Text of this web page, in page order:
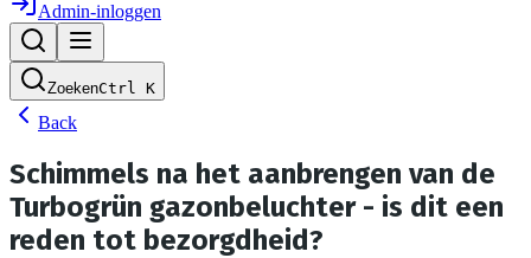
Admin-inloggen
ZoekenCtrl K
Back
Schimmels na het aanbrengen van de
Turbogrün gazonbeluchter - is dit een
reden tot bezorgdheid?